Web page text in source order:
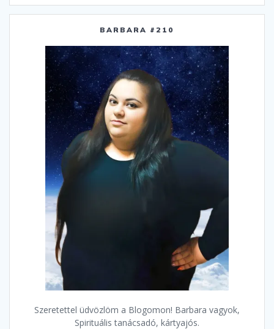
BARBARA #210
Szeretettel üdvözlöm a Blogomon! Barbara vagyok,
Spirituális tanácsadó, kártyajós.